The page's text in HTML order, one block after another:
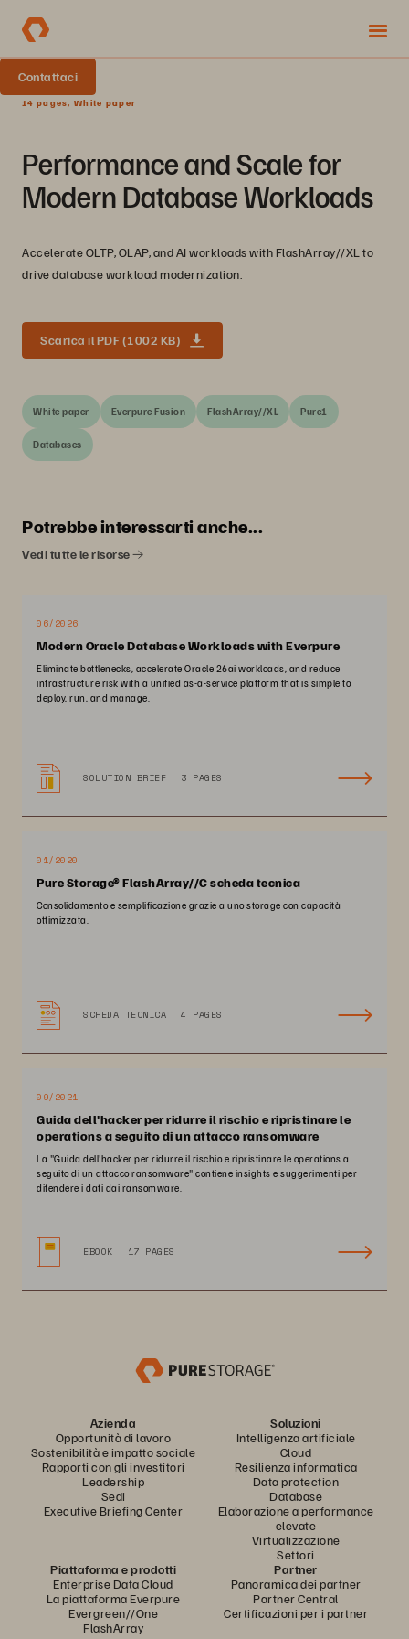
Contattaci
14 pages, White paper
Performance and Scale for
Modern Database Workloads
Accelerate OLTP, OLAP, and AI workloads with FlashArray//XL to
drive database workload modernization.
Scarica il PDF (1002 KB)
White paper Everpure Fusion FlashArray//XL Pure1
Databases
Potrebbe interessarti anche...
Vedi tutte le risorse
06/2026
Modern Oracle Database Workloads with Everpure
Eliminate bottlenecks, accelerate Oracle 26ai workloads, and reduce
infrastructure risk with a unified as-a-service platform that is simple to
deploy, run, and manage.
SOLUTION BRIEF 3 PAGES
01/2020
Pure Storage® FlashArray//C scheda tecnica
Consolidamento e semplificazione grazie a uno storage con capacità
ottimizzata.
SCHEDA TECNICA 4 PAGES
09/2021
Guida dell'hacker per ridurre il rischio e ripristinare le
operations a seguito di un attacco ransomware
La "Guida dell'hacker per ridurre il rischio e ripristinare le operations a
seguito di un attacco ransomware" contiene insights e suggerimenti per
difendere i dati dai ransomware.
EBOOK 17 PAGES
Azienda
Opportunità di lavoro
Sostenibilità e impatto sociale
Rapporti con gli investitori
Leadership
Sedi
Executive Briefing Center
Soluzioni
Intelligenza artificiale
Cloud
Resilienza informatica
Data protection
Database
Elaborazione a performance
elevate
Virtualizzazione
Settori
Piattaforma e prodotti
Enterprise Data Cloud
La piattaforma Everpure
Evergreen//One
FlashArray
Partner
Panoramica dei partner
Partner Central
Certificazioni per i partner